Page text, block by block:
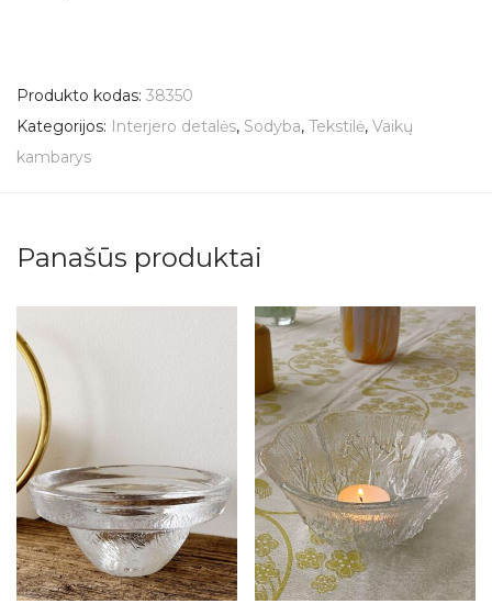
Produkto kodas: 38350
Kategorijos: Interjero detalės, Sodyba, Tekstilė, Vaikų
kambarys
Panašūs produktai